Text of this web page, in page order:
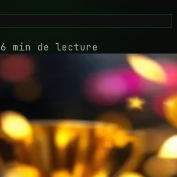
6 min de lecture